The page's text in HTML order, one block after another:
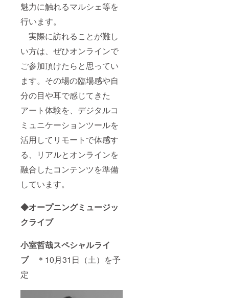
魅力に触れるマルシェ等を
行います。
実際に訪れることが難し
い方は、ぜひオンラインで
ご参加頂けたらと思ってい
ます。その場の臨場感や自
分の目や耳で感じてきた
アート体験を、デジタルコ
ミュニケーションツールを
活用してリモートで体感す
る、リアルとオンラインを
融合したコンテンツを準備
しています。
◆オープニングミュージッ
クライブ
小室哲哉スペシャルライ
ブ
＊10月31日（土）を予
定